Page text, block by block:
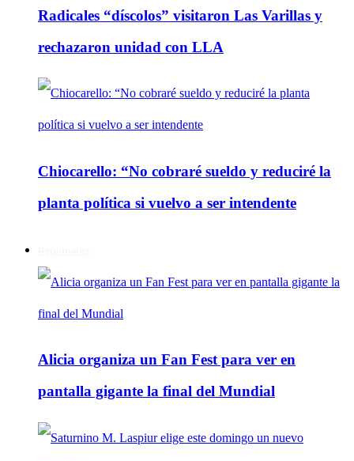
Radicales “díscolos” visitaron Las Varillas y
rechazaron unidad con LLA
Chiocarello: “No cobraré sueldo y reduciré la
planta política si vuelvo a ser intendente
Alicia organiza un Fan Fest para ver en
pantalla gigante la final del Mundial